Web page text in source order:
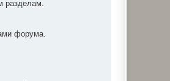
разделам.
форума.